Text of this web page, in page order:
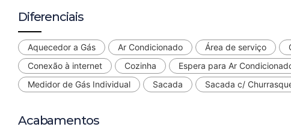
Diferenciais
Aquecedor a Gás Ar Condicionado Área de serviço
Conexão à internet
Cozinha Espera para Ar
Medidor de Gás Individual
Sacada Sacada c/
Acabamentos